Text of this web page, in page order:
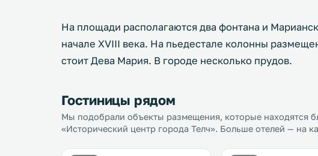
На площади располагаются два фонтана и
начале XVIII века. На пьедестале колонны
стоит Дева Мария. В городе несколько прудов.
Гостиницы рядом
Мы подобрали объекты размещения, которые находятся
«Исторический центр города Телч». Больше отелей — на